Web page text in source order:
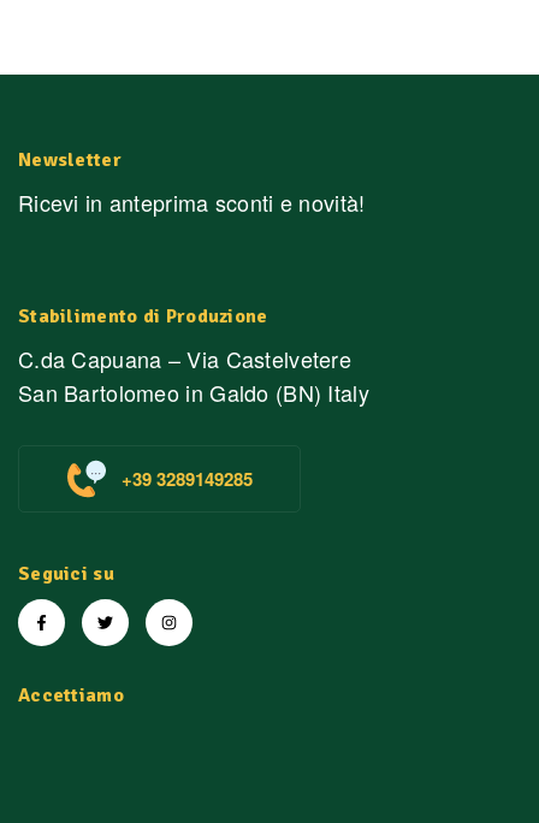
Newsletter
Ricevi in anteprima sconti e novità!
Stabilimento di Produzione
C.da Capuana – Via Castelvetere
San Bartolomeo in Galdo (BN) Italy
+39 3289149285
Seguici su
Accettiamo